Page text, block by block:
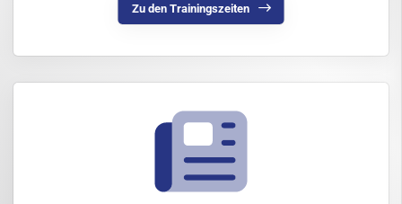
Zu den Trainingszeiten